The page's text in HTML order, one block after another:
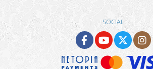
SOCIAL